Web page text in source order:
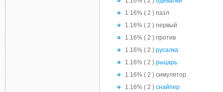
1.16% ( 2 ) пазл
1.16% ( 2 ) первый
1.16% ( 2 ) против
1.16% ( 2 ) русалка
1.16% ( 2 ) рыцарь
1.16% ( 2 ) симулятор
1.16% ( 2 ) снайпер